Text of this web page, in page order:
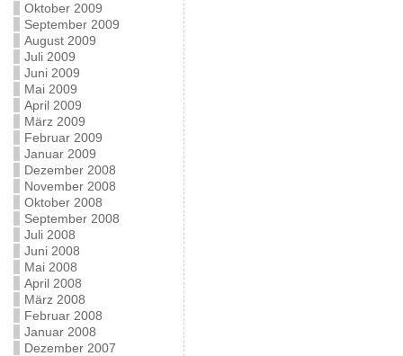
Oktober 2009
September 2009
August 2009
Juli 2009
Juni 2009
Mai 2009
April 2009
März 2009
Februar 2009
Januar 2009
Dezember 2008
November 2008
Oktober 2008
September 2008
Juli 2008
Juni 2008
Mai 2008
April 2008
März 2008
Februar 2008
Januar 2008
Dezember 2007